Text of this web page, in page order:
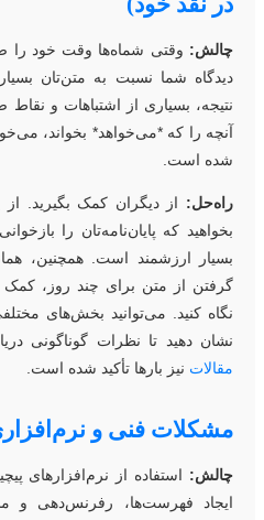
وقتی شماه‌ها وقت خود را صرف
شما نسبت به متن‌تان بسیار
بسیاری از اشتباهات و نقاط ضعف
را که *می‌خواهد* بخواند، می‌خواند
است.
از دیگران کمک بگیرید. از یک
که پایان‌نامه‌تان را بازخوانی
ارزشمند است. همچنین،
از متن برای چند روز، کمک می‌کند
کنید. می‌توانید بخش‌های مختلفی از
دهید تا نظرات گوناگونی دریافت
نیز بارها تأکید شده است.
فنی و نرم‌افزاری
استفاده از نرم‌افزارهای پیچیده
فهرست‌ها، رفرنس‌دهی و مدیریت